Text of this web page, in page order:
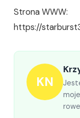
Strona WWW:
https://
KN